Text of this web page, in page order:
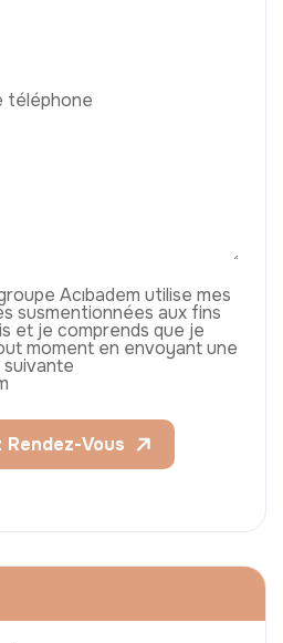
Acıbadem utilise mes
susmentionnées aux fins
et je comprends que je
moment en envoyant une
suivante
Rendez-Vous